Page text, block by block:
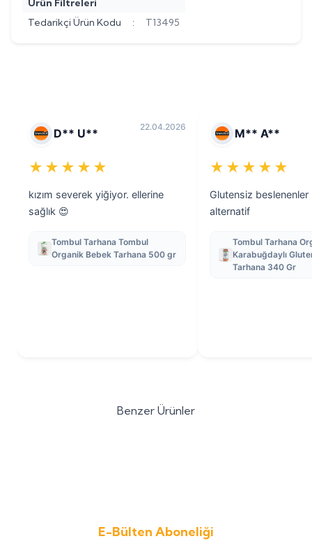
Ürün Filtreleri
Tedarikçi Ürün Kodu
: T13495
D** U** 22.04.2026
★★★★★
kızım severek yiğiyor. ellerine
sağlık 😍
Tombul Tarhana Tombul
Organik Bebek Tarhana 500 gr
M** A**
★★★★★
Glutensiz
alternatif
Tombul Tarhana
Karabuğdaylı
Tarhana 340 Gr
Benzer Ürünler
E-Bülten Aboneliği